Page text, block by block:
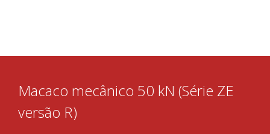
Macaco mecânico 50 kN (Série ZE
versão R)